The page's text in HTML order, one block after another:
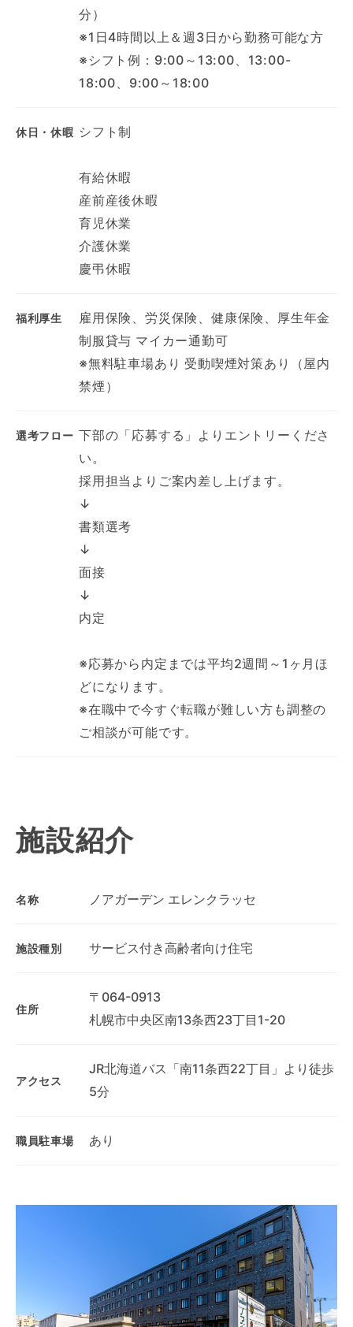
分）
※1日4時間以上＆週3日から勤務可能な方
※シフト例：9:00～13:00、13:00-
18:00、9:00～18:00
休日・休暇 シフト制
有給休暇
産前産後休暇
育児休業
介護休業
慶弔休暇
福利厚生
雇用保険、労災保険、健康保険、厚生年金
制服貸与 マイカー通勤可
※無料駐車場あり 受動喫煙対策あり（屋内
禁煙）
選考フロー 下部の「応募する」よりエントリーくださ
い。
採用担当よりご案内差し上げます。
↓
書類選考
↓
面接
↓
内定
※応募から内定までは平均2週間～1ヶ月ほ
どになります。
※在職中で今すぐ転職が難しい方も調整の
ご相談が可能です。
施設紹介
名称 ノアガーデン エレンクラッセ
施設種別 サービス付き高齢者向け住宅
住所
〒064-0913
札幌市中央区南13条西23丁目1-20
アクセス
JR北海道バス「南11条西22丁目」より徒歩
5分
職員駐車場 あり